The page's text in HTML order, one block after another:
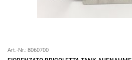
Art.-Nr.: 8060700